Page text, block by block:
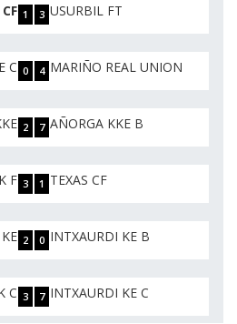
1 3 USURBIL FT
C 0 4 MARIÑO REAL UNION
2 7 AÑORGA KKE B
F 3 1 TEXAS CF
2 0 INTXAURDI KE B
C 3 7 INTXAURDI KE C